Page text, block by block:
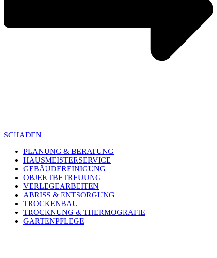
SCHADEN
PLANUNG & BERATUNG
HAUSMEISTERSERVICE
GEBÄUDEREINIGUNG
OBJEKTBETREUUNG
VERLEGEARBEITEN
ABRISS & ENTSORGUNG
TROCKENBAU
TROCKNUNG & THERMOGRAFIE
GARTENPFLEGE